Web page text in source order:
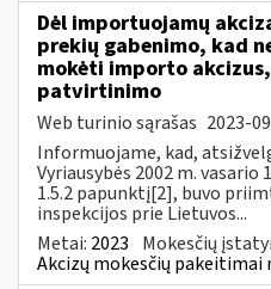
Dėl importuojamų
prekių gabenimo, kad
mokėti importo
patvirtinimo
Web turinio sąrašas 2023-
Informuojame, kad,
Vyriausybės 2002 m. vasario
1.5.2 papunktį[2], buvo
inspekcijos prie Lietuvos...
Metai: 2023 Mokesčių
Akcizų mokesčių pakeitimai